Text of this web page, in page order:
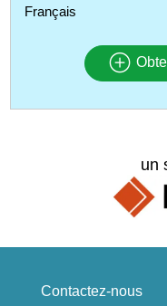
Français
un
Contactez-nous